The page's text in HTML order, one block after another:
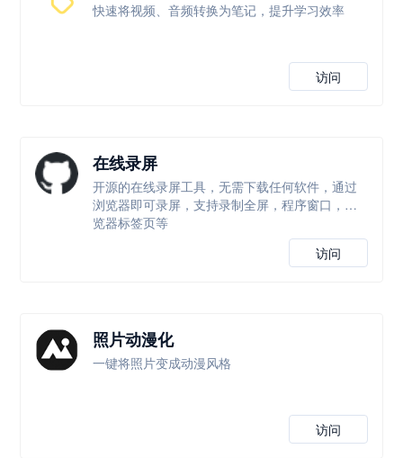
快速将视频、音频转换为笔记，提升学习效率
访问
在线录屏
开源的在线录屏工具，无需下载任何软件，通过
浏览器即可录屏，支持录制全屏，程序窗口，浏
览器标签页等
访问
照片动漫化
一键将照片变成动漫风格
访问